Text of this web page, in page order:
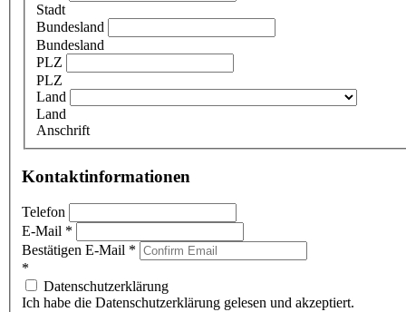
Stadt
Bundesland
Bundesland
PLZ
PLZ
Land
Land
Anschrift
Kontaktinformationen
Telefon
E-Mail *
Bestätigen E-Mail *
*
Datenschutzerklärung
Ich habe die Datenschutzerklärung gelesen und akzeptiert.